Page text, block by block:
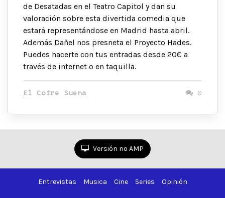
de Desatadas en el Teatro Capitol y dan su
valoración sobre esta divertida comedia que
estará representándose en Madrid hasta abril.
Además Dañel nos presneta el Proyecto Hades.
Puedes hacerte con tus entradas desde 20€ a
través de internet o en taquilla.
El Cofre Suena 0
Versión no AMP
Entrevistas Musica Cine Series Opinión